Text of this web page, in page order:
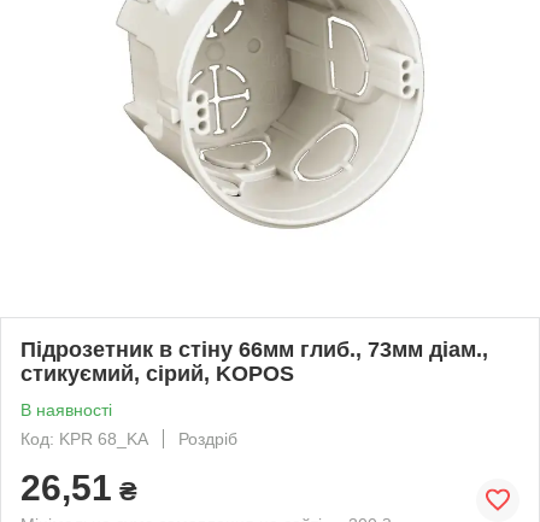
Підрозетник в стіну 66мм глиб., 73мм діам.,
стикуємий, сірий, KOPOS
В наявності
Код: KPR 68_KA
Роздріб
26,51 ₴